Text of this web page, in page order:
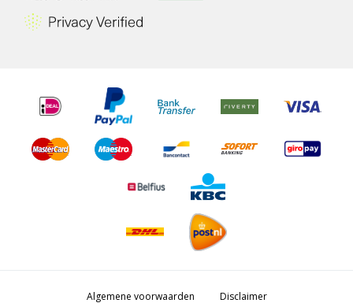
Algemene voorwaarden Disclaimer